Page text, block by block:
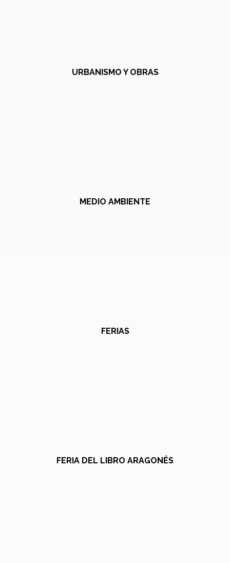
URBANISMO Y OBRAS
MEDIO AMBIENTE
FERIAS
FERIA DEL LIBRO ARAGONÉS